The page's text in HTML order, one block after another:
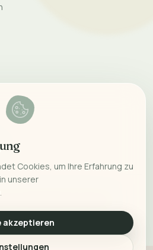
Cookies, um Ihre Erfahrung zu
unserer
.
akzeptieren
für bleibende Erinnerungen.